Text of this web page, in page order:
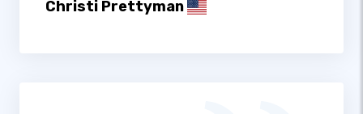
Christi Prettyman